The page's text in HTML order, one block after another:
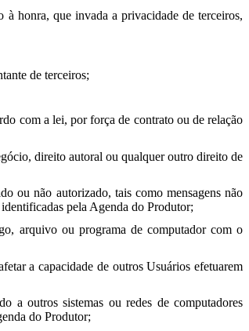
honra, que invada a privacidade de terceiros,
de terceiros;
com a lei, por força de contrato ou de relação
direito autoral ou qualquer outro direito de
ou não autorizado, tais como mensagens não
pela Agenda do Produtor;
arquivo ou programa de computador com o
a capacidade de outros Usuários efetuarem
a outros sistemas ou redes de computadores
do Produtor;